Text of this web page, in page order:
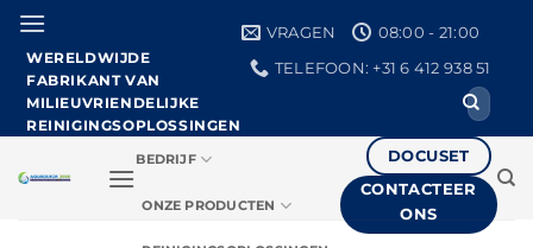
Ga
inhoud
WERELDWIJDE
FABRIKANT VAN
MILIEUVRIENDELIJKE
REINIGINGSOPLOSSINGEN
VRAGEN
08:00 - 21:00
TELEFOON: +31 6 412 938 51
Zoeken
naar:
BEDRIJF
ONZE PRODUCTEN
DOCUSET
CONTACTEER
ONS